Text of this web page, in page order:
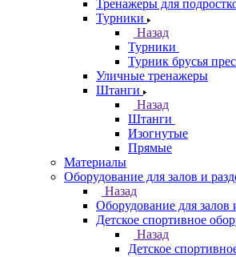
Тренажеры для
Турники
Назад
Турники
Турник брусья
Уличные тренажеры
Штанги
Назад
Штанги
Изогнутые
Прямые
Материалы
Оборудование для залов и
Назад
Оборудование для залов
Детское спортивное
Назад
Детское